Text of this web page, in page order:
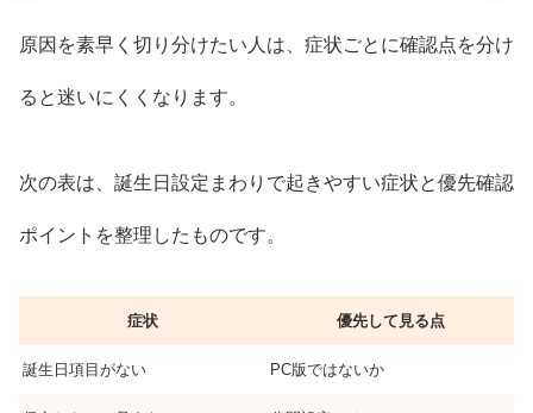
原因を素早く切り分けたい人は、症状ごとに確認点を分け
ると迷いにくくなります。
次の表は、誕生日設定まわりで起きやすい症状と優先確認
ポイントを整理したものです。
症状 優先して見る点
誕生日項目がない PC版ではないか